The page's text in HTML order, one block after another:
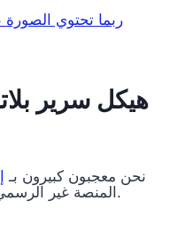
نحن معجبون كبيرون بـ
المنصة غير الرسمي من العلامة التجارية ليس استثناءً.